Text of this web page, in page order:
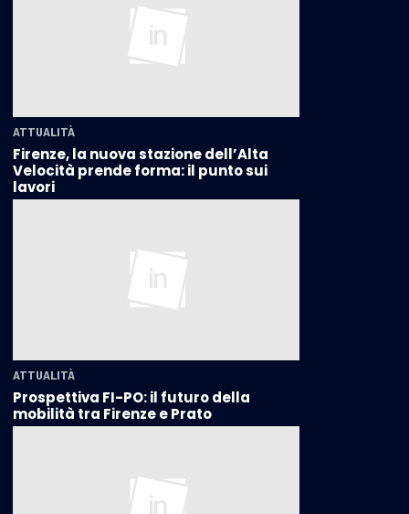
ATTUALITÀ
Firenze, la nuova stazione dell’Alta
Velocità prende forma: il punto sui
lavori
ATTUALITÀ
Prospettiva FI-PO: il futuro della
mobilità tra Firenze e Prato